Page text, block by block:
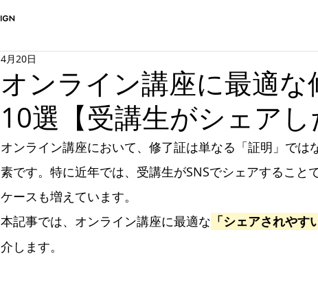
オンライン講座に最適な
10選【受講生がシェアし
4月20日
オンライン講座において、修了証は単なる「証明」では
素です。特に近年では、受講生がSNSでシェアすること
ケースも増えています。
本記事では、オンライン講座に最適な 「シェアされやす
介します。